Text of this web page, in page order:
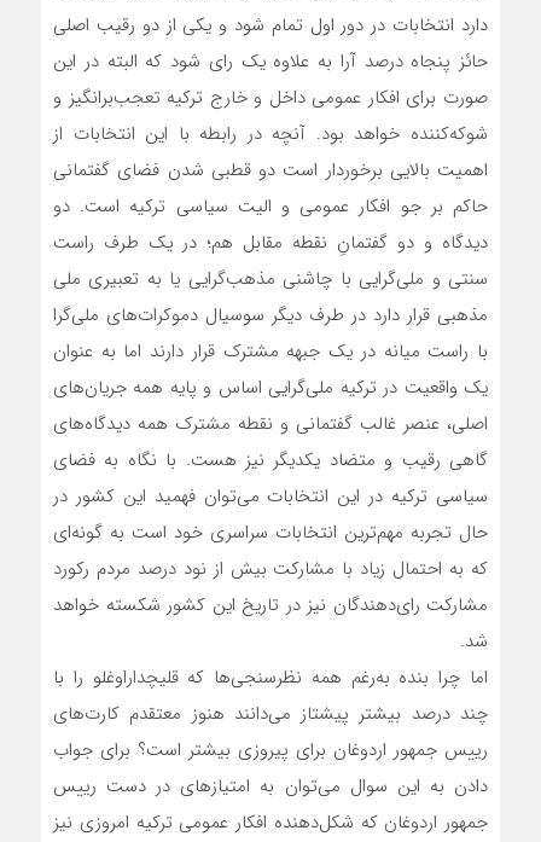
دارد انتخابات در دور اول تمام شود و یکی از دو رقیب اصلی
حائز پنجاه درصد آرا به علاوه یک رای شود که البته در این
صورت برای افکار عمومی داخل و خارج ترکیه تعجب‌برانگیز و
شوکه‌کننده خواهد بود. آنچه در رابطه با این انتخابات از
اهمیت بالایی برخوردار است دو قطبی شدن فضای گفتمانی
حاکم بر جو افکار عمومی و الیت سیاسی ترکیه است. دو
دیدگاه و دو گفتمانِ نقطه مقابل هم؛ در یک طرف راست
سنتی و ملی‌گرایی با چاشنی مذهب‌گرایی یا به تعبیری ملی
مذهبی قرار دارد در طرف دیگر سوسیال دموکرات‌های ملی‌گرا
با راست میانه در یک جبهه مشترک قرار دارند اما به عنوان
یک واقعیت در ترکیه ملی‌گرایی اساس و پایه همه جریان‌های
اصلی، عنصر غالب گفتمانی و نقطه مشترک همه دیدگاه‌های
گاهی رقیب و متضاد یکدیگر نیز هست. با نگاه به فضای
سیاسی ترکیه در این انتخابات می‌توان فهمید این کشور در
حال تجربه مهم‌ترین انتخابات سراسری خود است به گونه‌ای
که به احتمال زیاد با مشارکت بیش از نود درصد مردم رکورد
مشارکت رای‌دهندگان نیز در تاریخ این کشور شکسته خواهد
شد.
اما چرا بنده به‌رغم همه نظرسنجی‌ها که قلیچداراوغلو را با
چند درصد بیشتر پیشتاز می‌دانند هنوز معتقدم کارت‌های
رییس جمهور اردوغان برای پیروزی بیشتر است؟ برای جواب
دادن به این سوال می‌توان به امتیازهای در دست رییس
جمهور اردوغان که شکل‌دهنده افکار عمومی ترکیه امروزی نیز